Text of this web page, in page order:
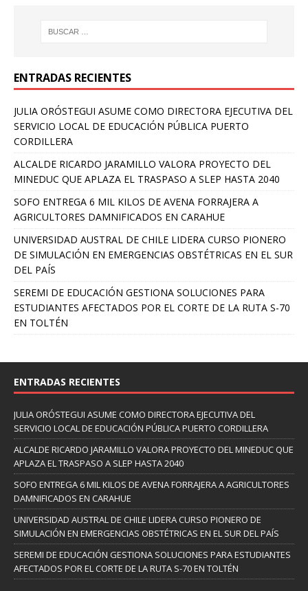
ENTRADAS RECIENTES
JULIA ORÓSTEGUI ASUME COMO DIRECTORA EJECUTIVA DEL
SERVICIO LOCAL DE EDUCACIÓN PÚBLICA PUERTO
CORDILLERA
ALCALDE RICARDO JARAMILLO VALORA PROYECTO DEL
MINEDUC QUE APLAZA EL TRASPASO A SLEP HASTA 2040
SOFO ENTREGA 6 MIL KILOS DE AVENA FORRAJERA A
AGRICULTORES DAMNIFICADOS EN CARAHUE
UNIVERSIDAD AUSTRAL DE CHILE LIDERA CURSO PIONERO
DE SIMULACIÓN EN EMERGENCIAS OBSTÉTRICAS EN EL SUR
DEL PAÍS
SEREMI DE EDUCACIÓN GESTIONA SOLUCIONES PARA
ESTUDIANTES AFECTADOS POR EL CORTE DE LA RUTA S-70
EN TOLTÉN
ENTRADAS RECIENTES
JULIA ORÓSTEGUI ASUME COMO DIRECTORA EJECUTIVA DEL
SERVICIO LOCAL DE EDUCACIÓN PÚBLICA PUERTO CORDILLERA
ALCALDE RICARDO JARAMILLO VALORA PROYECTO DEL MINEDUC QUE
APLAZA EL TRASPASO A SLEP HASTA 2040
SOFO ENTREGA 6 MIL KILOS DE AVENA FORRAJERA A AGRICULTORES
DAMNIFICADOS EN CARAHUE
UNIVERSIDAD AUSTRAL DE CHILE LIDERA CURSO PIONERO DE
SIMULACIÓN EN EMERGENCIAS OBSTÉTRICAS EN EL SUR DEL PAÍS
SEREMI DE EDUCACIÓN GESTIONA SOLUCIONES PARA ESTUDIANTES
AFECTADOS POR EL CORTE DE LA RUTA S-70 EN TOLTÉN